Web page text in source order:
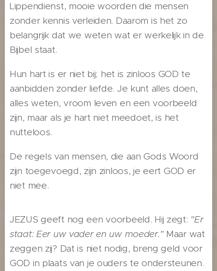
Lippendienst, mooie woorden die mensen
zonder kennis verleiden. Daarom is het zo
belangrijk dat we weten wat er werkelijk in de
Bijbel staat.
Hun hart is er niet bij; het is zinloos GOD te
aanbidden zonder liefde. Je kunt alles doen,
alles weten, vroom leven en een voorbeeld
zijn, maar als je hart niet meedoet, is het
nutteloos.
De regels van mensen, die aan Gods Woord
zijn toegevoegd, zijn zinloos, je eert GOD er
niet mee.
JEZUS geeft nog een voorbeeld. Hij zegt: "Er
staat: Eer uw vader en uw moeder."Maar wat
zeggen zij? Dat is niet nodig, breng geld voor
GOD in plaats van je ouders te ondersteunen.